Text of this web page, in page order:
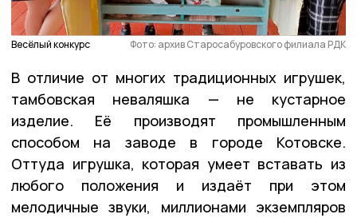
Весёлый конкурс Фото: архив Старосабуровского филиала РДК
В отличие от многих традиционных игрушек,
тамбовская неваляшка — не кустарное
изделие. Её производят промышленным
способом на заводе в городе Котовске.
Оттуда игрушка, которая умеет вставать из
любого положения и издаёт при этом
мелодичные звуки, миллионами экземпляров